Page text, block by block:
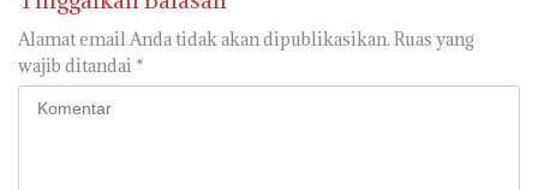
Alamat email Anda tidak akan dipublikasikan. Ruas yang
wajib ditandai *